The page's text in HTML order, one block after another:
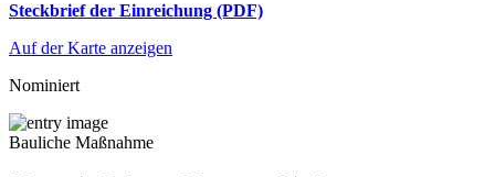
Steckbrief der Einreichung (PDF)
Auf der Karte anzeigen
Nominiert
Bauliche Maßnahme